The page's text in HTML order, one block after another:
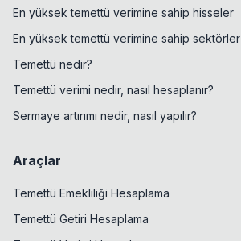
En yüksek temettü verimine sahip hisseler
En yüksek temettü verimine sahip sektörler
Temettü nedir?
Temettü verimi nedir, nasıl hesaplanır?
Sermaye artırımı nedir, nasıl yapılır?
Araçlar
Temettü Emekliliği Hesaplama
Temettü Getiri Hesaplama